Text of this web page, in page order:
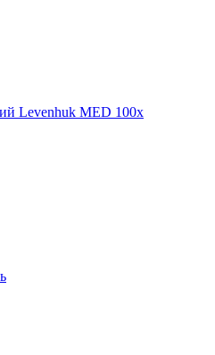
Levenhuk MED 100x